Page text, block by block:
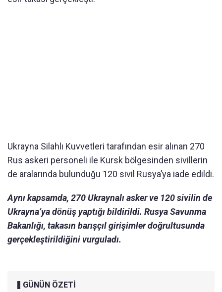
Ukrayna Silahlı Kuvvetleri tarafından esir alınan 270
Rus askeri personeli ile Kursk bölgesinden sivillerin
de aralarında bulunduğu 120 sivil Rusya’ya iade edildi.
Aynı kapsamda, 270 Ukraynalı asker ve 120 sivilin de
Ukrayna’ya dönüş yaptığı bildirildi. Rusya Savunma
Bakanlığı, takasın barışçıl girişimler doğrultusunda
gerçekleştirildiğini vurguladı.
GÜNÜN ÖZETİ